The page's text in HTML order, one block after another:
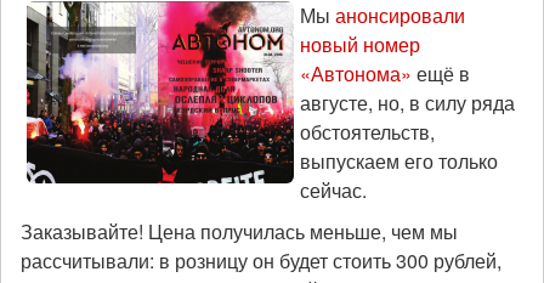
Мы анонсировали
новый номер
«Автонома» ещё в
августе, но, в силу ряда
обстоятельств,
выпускаем его только
сейчас.
Заказывайте! Цена получилась меньше, чем мы
рассчитывали: в розницу он будет стоить 300 рублей,